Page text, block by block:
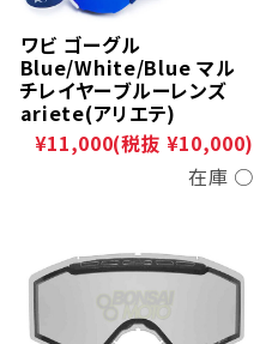
ワビ ゴーグル
Blue/White/Blue マル
チレイヤーブルーレンズ
ariete(アリエテ)
¥11,000(税抜 ¥10,000)
在庫 ○